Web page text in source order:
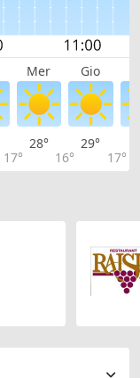
Mer Gio
17°
28°
16°
29°
17°